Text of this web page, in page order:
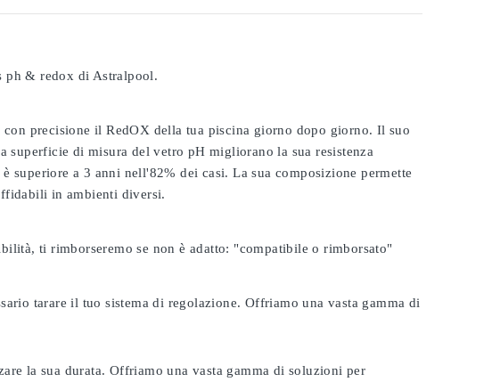
ph & redox di Astralpool.
precisione il RedOX della tua piscina giorno dopo giorno. Il suo
superficie di misura del vetro pH migliorano la sua resistenza
superiore a 3 anni nell'82% dei casi. La sua composizione permette
in ambienti diversi.
ti rimborseremo se non è adatto: "compatibile o rimborsato"
tarare il tuo sistema di regolazione. Offriamo una vasta gamma di
la sua durata. Offriamo una vasta gamma di soluzioni per